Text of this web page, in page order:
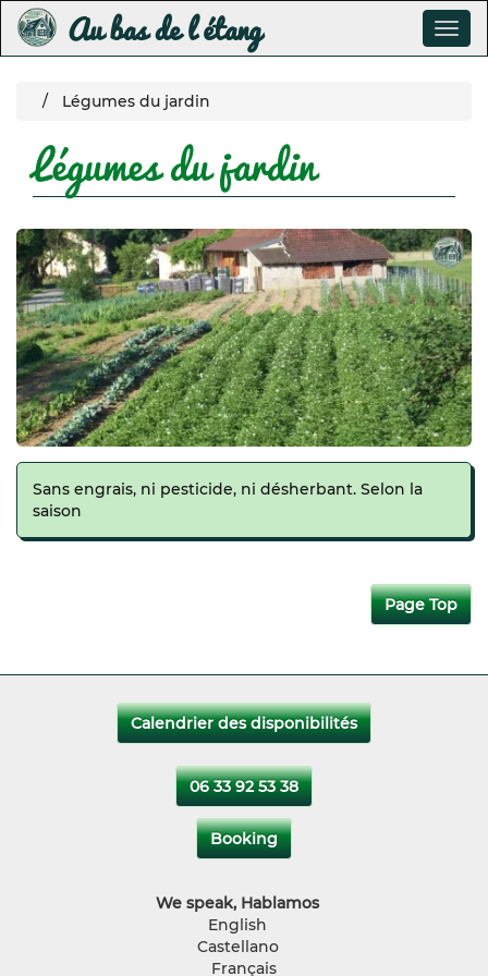
content
Au bas de l étang
Légumes du jardin
Légumes du jardin
Sans engrais, ni pesticide, ni désherbant. Selon la
saison
Page Top
Calendrier des disponibilités
06 33 92 53 38
Booking
We speak, Hablamos
English
Castellano
Français